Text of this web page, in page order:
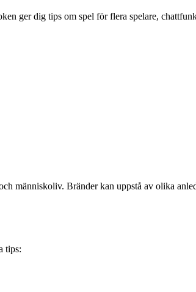
ger dig tips om spel för flera spelare,
människoliv. Bränder kan uppstå av olika
tips: